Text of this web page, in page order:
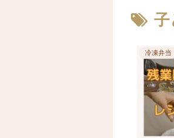
子
冷凍弁当